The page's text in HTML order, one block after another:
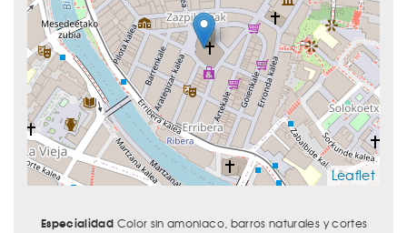
Leaflet
Especialidad Color sin amoniaco, barros naturales y cortes